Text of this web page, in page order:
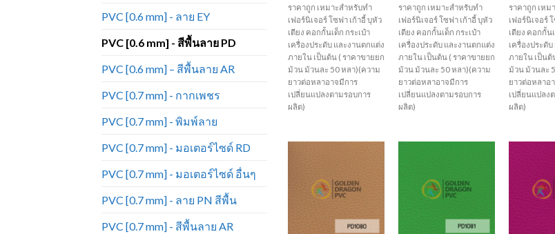
PVC [0.6 mm] - ลาย EY
PVC [0.6 mm] - สีพื้นลาย PD
PVC [0.6 mm] – สีพื้นลาย AR
PVC [0.7 mm] - กากเพชร
PVC [0.7 mm] - พิมพ์ลาย
PVC [0.7 mm] - มอเตอร์ไซด์ RD
PVC [0.7 mm] - มอเตอร์ไซด์ อื่นๆ
PVC [0.7 mm] - ลาย PN สีพื้น
PVC [0.7 mm] - สีพื้นลาย AR
ราคาถูก เหมาะสำหรับทำ
เฟอร์นิเจอร์ โซฟา เก้าอี้ บุหัว
เตียง คอกกั้นเด็ก กระเป๋า
เครื่องประดับ และงานตกแต่ง
ภายใน เป็นต้น ( ราคาขายยก
ม้วน ม้วนละ 50 หลา)(ความ
ยาวต่อหลาอาจมีการ
เปลี่ยนแปลงตามรอบการ
ผลิต)
ราคาถูก เหมาะสำหรับทำ
เฟอร์นิเจอร์ โซฟา เก้าอี้ บุหัว
เตียง คอกกั้นเด็ก กระเป๋า
เครื่องประดับ และงานตกแต่ง
ภายใน เป็นต้น ( ราคาขายยก
ม้วน ม้วนละ 50 หลา)(ความ
ยาวต่อหลาอาจมีการ
เปลี่ยนแปลงตามรอบการ
ผลิต)
ราคาถูก เหม
เฟอร์นิเจอร์
เตียง คอกกั้น
เครื่องประดั
ภายใน เป็นต้
ม้วน ม้วนละ
ยาวต่อหลาอ
เปลี่ยนแปลง
ผลิต)